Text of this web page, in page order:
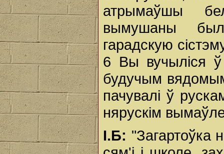
атрымаўшы
вымушаны
гарадскую
6 Вы вучыліся
будучым
пачувалі ў
нярускім
І.Б: "Загартоўка